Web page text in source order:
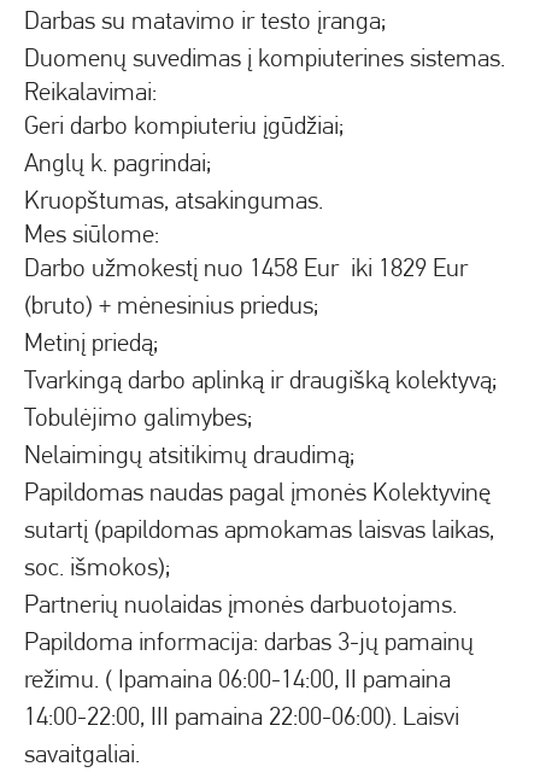
Darbas su matavimo ir testo įranga;
Duomenų suvedimas į kompiuterines sistemas.
Reikalavimai:
Geri darbo kompiuteriu įgūdžiai;
Anglų k. pagrindai;
Kruopštumas, atsakingumas.
Mes siūlome:
Darbo užmokestį nuo 1458 Eur iki 1829 Eur
(bruto) + mėnesinius priedus;
Metinį priedą;
Tvarkingą darbo aplinką ir draugišką kolektyvą;
Tobulėjimo galimybes;
Nelaimingų atsitikimų draudimą;
Papildomas naudas pagal įmonės Kolektyvinę
sutartį (papildomas apmokamas laisvas laikas,
soc. išmokos);
Partnerių nuolaidas įmonės darbuotojams.
Papildoma informacija: darbas 3-jų pamainų
režimu. ( Ipamaina 06:00-14:00, II pamaina
14:00-22:00, III pamaina 22:00-06:00). Laisvi
savaitgaliai.